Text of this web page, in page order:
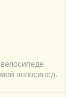
велосипед.